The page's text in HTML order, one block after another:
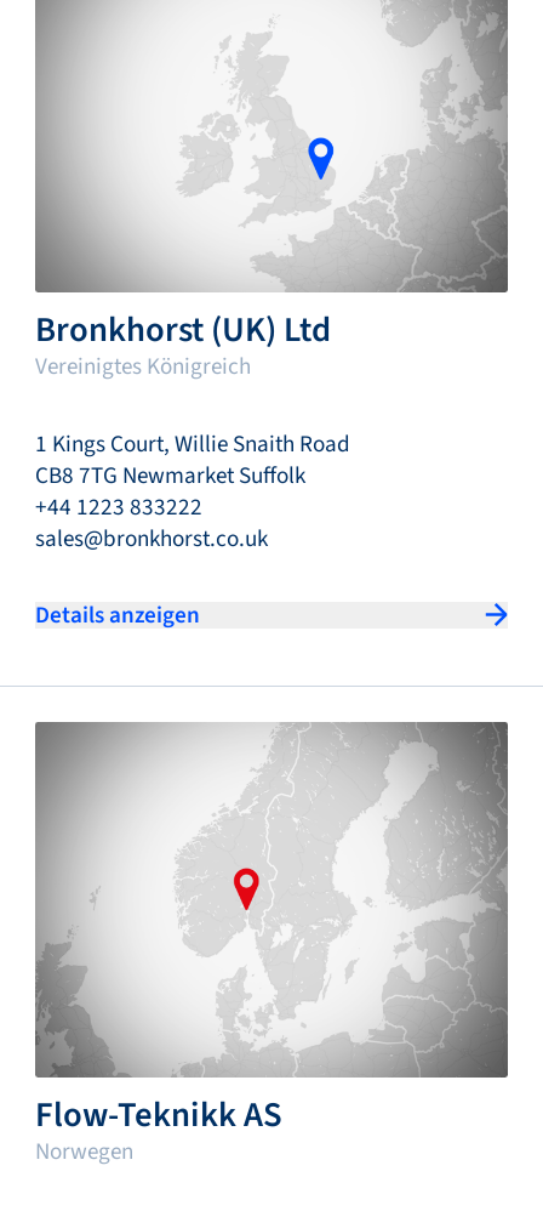
Bronkhorst (UK) Ltd
Vereinigtes Königreich
1 Kings Court, Willie Snaith Road
CB8 7TG Newmarket Suffolk
+44 1223 833222
sales@bronkhorst.co.uk
Details anzeigen
Flow-Teknikk AS
Norwegen